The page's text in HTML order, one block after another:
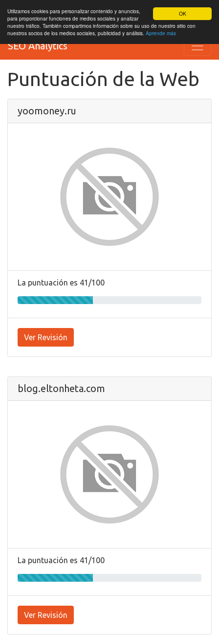
OK
Utilizamos cookies para personalizar contenido y anuncios,
para proporcionar funciones de medios sociales y analizar
nuestro tráfico. También compartimos información sobre su uso de nuestro sitio con
nuestros socios de los medios sociales, publicidad y análisis. Aprende más
SEO Analytics
Puntuación de la Web
yoomoney.ru
La puntuación es 41/100
Ver Revisión
blog.eltonheta.com
La puntuación es 41/100
Ver Revisión